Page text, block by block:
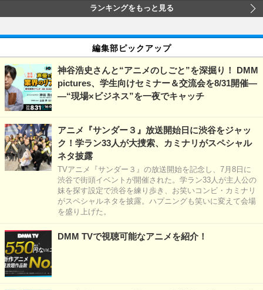
ランキングをもっと見る
編集部ピックアップ
神谷浩史さんと“アニメのしごと”を深掘り！ DMM
pictures、学生向けセミナー＆交流会を8/31開催―
―“現場×ビジネス”を一夜でキャッチ
アニメ『サンダー３』放送開始日に渋谷をジャッ
ク！学ラン33人が大捜索、カミナリがスペシャル
ネタ披露
TVアニメ『サンダー３』の放送開始を記念し、7月8日に
渋谷で街頭イベントが開催された。学ラン33人が主人公の
妹を探す設定で渋谷を練り歩き、お笑いコンビ・カミナリ
がスペシャルネタを披露。ハプニングも笑いに変えて会場
を盛り上げた。
DMM TVで視聴可能なアニメを紹介！